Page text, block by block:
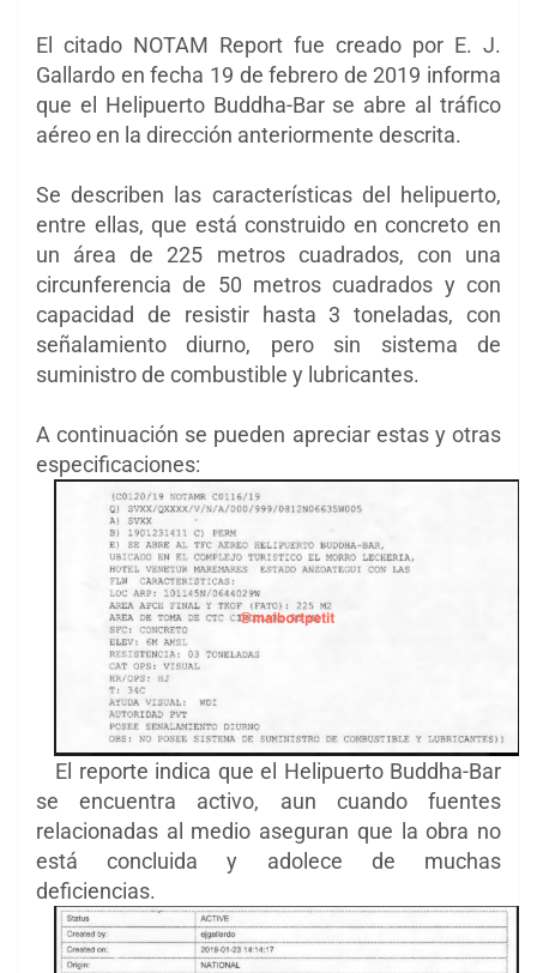
El citado NOTAM Report fue creado por E. J.
Gallardo en fecha 19 de febrero de 2019 informa
que el Helipuerto Buddha-Bar se abre al tráfico
aéreo en la dirección anteriormente descrita.
Se describen las características del helipuerto,
entre ellas, que está construido en concreto en
un área de 225 metros cuadrados, con una
circunferencia de 50 metros cuadrados y con
capacidad de resistir hasta 3 toneladas, con
señalamiento diurno, pero sin sistema de
suministro de combustible y lubricantes.
A continuación se pueden apreciar estas y otras
especificaciones:
El reporte indica que el Helipuerto Buddha-Bar
se encuentra activo, aun cuando fuentes
relacionadas al medio aseguran que la obra no
está concluida y adolece de muchas
deficiencias.